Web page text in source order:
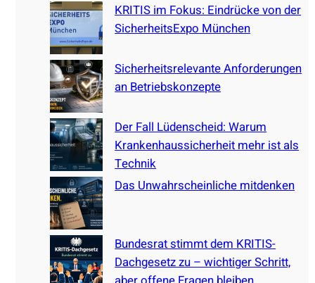
KRITIS im Fokus: Eindrücke von der
SicherheitsExpo München
Sicherheitsrelevante Anforderungen
an Betriebskonzepte
Der Fall Lüdenscheid: Warum
Krankenhaussicherheit mehr ist als
Technik
Das Unwahrscheinliche mitdenken
Bundesrat stimmt dem KRITIS-
Dachgesetz zu – wichtiger Schritt,